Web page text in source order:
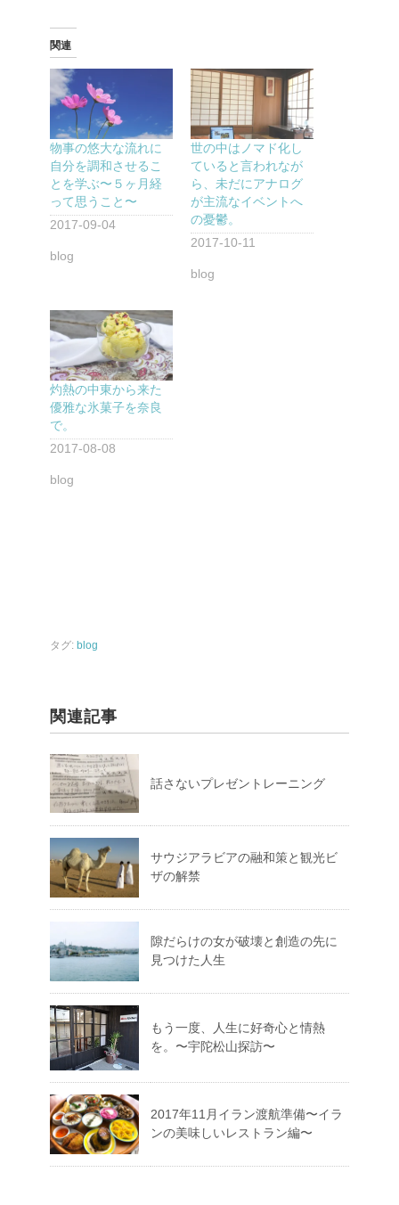
関連
物事の悠大な流れに
自分を調和させるこ
とを学ぶ〜５ヶ月経
って思うこと〜
2017-09-04
blog
世の中はノマド化し
ていると言われなが
ら、未だにアナログ
が主流なイベントへ
の憂鬱。
2017-10-11
blog
灼熱の中東から来た
優雅な氷菓子を奈良
で。
2017-08-08
blog
タグ: blog
関連記事
話さないプレゼントレーニング
サウジアラビアの融和策と観光ビ
ザの解禁
隙だらけの女が破壊と創造の先に
見つけた人生
もう一度、人生に好奇心と情熱
を。〜宇陀松山探訪〜
2017年11月イラン渡航準備〜イラ
ンの美味しいレストラン編〜